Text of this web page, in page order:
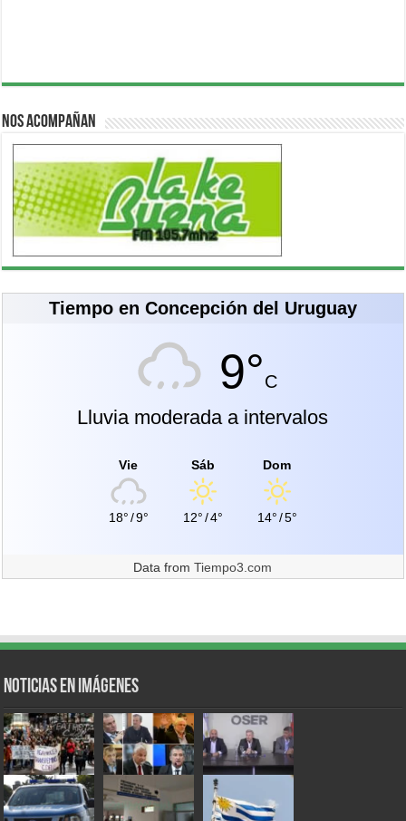
Nos acompañan
Tiempo en Concepción del Uruguay
9°C
Lluvia moderada a intervalos
Vie
18°/9°
Sáb
12°/4°
Dom
14°/5°
Data fromTiempo3.com
Noticias en Imágenes